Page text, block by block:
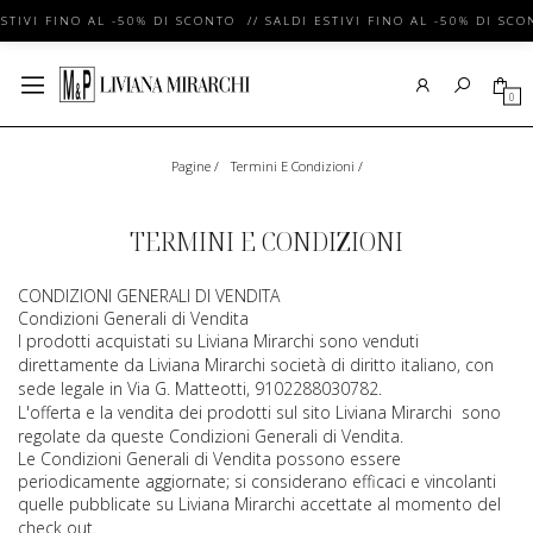
FINO AL -50% DI SCONTO // SALDI ESTIVI FINO AL -50% DI
0
Pagine/ Termini E Condizioni /
TERMINI E CONDIZIONI
CONDIZIONI GENERALI DI VENDITA
Condizioni Generali di Vendita
I prodotti acquistati su Liviana Mirarchi sono venduti
direttamente da Liviana Mirarchi società di diritto italiano, con
sede legale in Via G. Matteotti, 91 02288030782.
L'offerta e la vendita dei prodotti sul sito Liviana Mirarchi sono
regolate da queste Condizioni Generali di Vendita.
Le Condizioni Generali di Vendita possono essere
periodicamente aggiornate; si considerano efficaci e vincolanti
quelle pubblicate su Liviana Mirarchi accettate al momento del
check out.